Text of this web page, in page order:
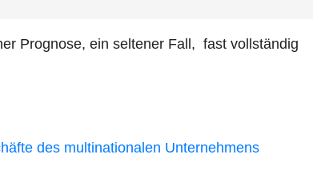
Prognose, ein seltener Fall, fast vollständig
des multinationalen Unternehmens